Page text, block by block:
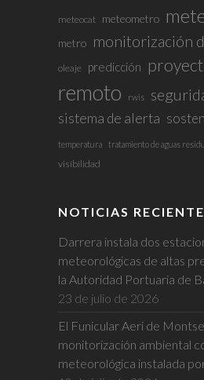
meteocat meteometro
metro monitorización
oleaje predicción
remoto rwis
sistema de alerta
temperatura tratamiento de aguas
visibilidad
NOTICIAS
Darrera instala dos
meteorológicas de altas
la Autoridad Portuaria de
23 de julio de 2026
El Funicular Aeri de
monitorización ambiental
meteorológica instalada